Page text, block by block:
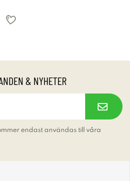
& NYHETER
endast användas till våra